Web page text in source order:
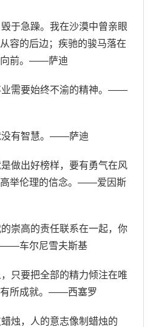
于急躁。我在沙漠中曾亲眼
容的后边；疾驰的骏马落在
向前。——萨迪
业需要始终不渝的精神。——
没有智慧。——萨迪
做出好榜样，要有勇气在风
举伦理的信念。——爱因斯
崇高的责任联系在一起，你
——车尔尼雪夫斯基
只要把全部的精力倾注在唯
有所成就。——西塞罗
烛，人的意志像制蜡烛的